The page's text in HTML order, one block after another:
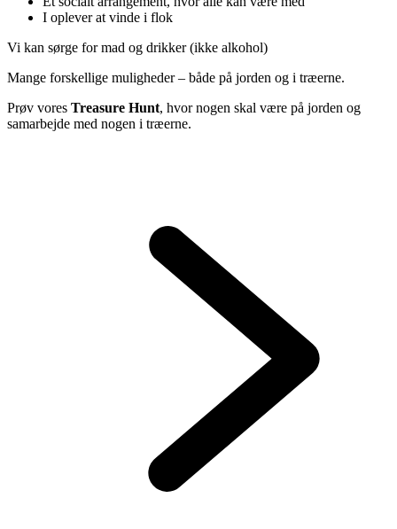
I oplever at vinde i flok
Vi kan sørge for mad og drikker (ikke alkohol)
Mange forskellige muligheder – både på jorden og i træerne.
Prøv vores Treasure Hunt, hvor nogen skal være på jorden og
samarbejde med nogen i træerne.